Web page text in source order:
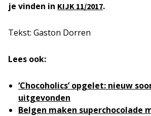
je vinden in KIJK 11/2017.
Tekst: Gaston Dorren
Lees ook:
‘Chocoholics’ opgelet: nieuw
uitgevonden
Belgen maken superchocolade